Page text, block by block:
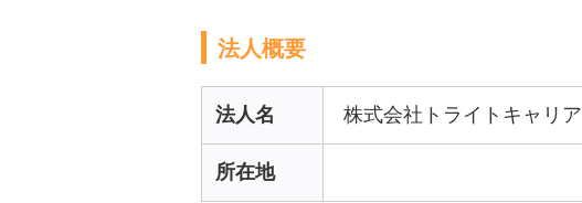
法人概要
法人名 株式会社トライトキャリア
所在地